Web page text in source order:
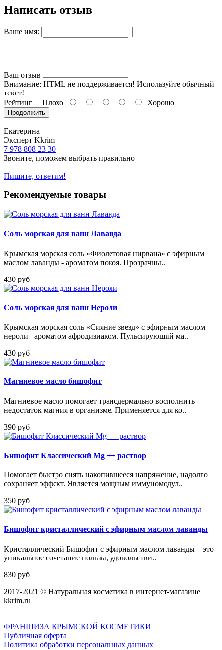
Написать отзыв
Ваше имя:
Ваш отзыв
Внимание: HTML не поддерживается! Используйте обычный
текст!
Рейтинг Плохо Хорошо
Продолжить
Екатерина
Эксперт Kkrim
7 978 808 23 30
Звоните, поможем выбрать правильно
Пишите, ответим!
Рекомендуемые товары
Соль морская для ванн Лаванда
Крымская морская соль «Фиолетовая нирвана» с эфирным
маслом лаванды - ароматом покоя. Прозрачны..
430 руб
Соль морская для ванн Нероли
Крымская морская соль «Сияние звезд» с эфирным маслом
нероли– ароматом афродизиаком. Пульсирующий ма..
430 руб
Магниевое масло бишофит
Магниевое масло помогает трансдермально восполнить
недостаток магния в организме. Применяется для ко..
390 руб
Бишофит Классический Mg ++ раствор
Помогает быстро снять накопившееся напряжение, надолго
сохраняет эффект. Является мощным иммуномодул..
350 руб
Бишофит кристаллический с эфирным маслом лаванды
Кристаллический Бишофит с эфирным маслом лаванды – это
уникальное сочетание пользы, удовольстви..
830 руб
2017-2021 © Натуральная косметика в интернет-магазине
kkrim.ru
ФРАНШИЗА КРЫМСКОЙ КОСМЕТИКИ
Публичная оферта
Политика обработки персональных данных